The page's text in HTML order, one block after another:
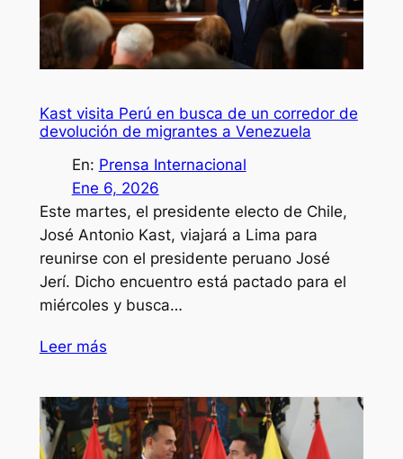
Kast visita Perú en busca de un corredor de
devolución de migrantes a Venezuela
En: Prensa Internacional
Ene 6, 2026
Este martes, el presidente electo de Chile,
José Antonio Kast, viajará a Lima para
reunirse con el presidente peruano José
Jerí. Dicho encuentro está pactado para el
miércoles y busca…
Leer más